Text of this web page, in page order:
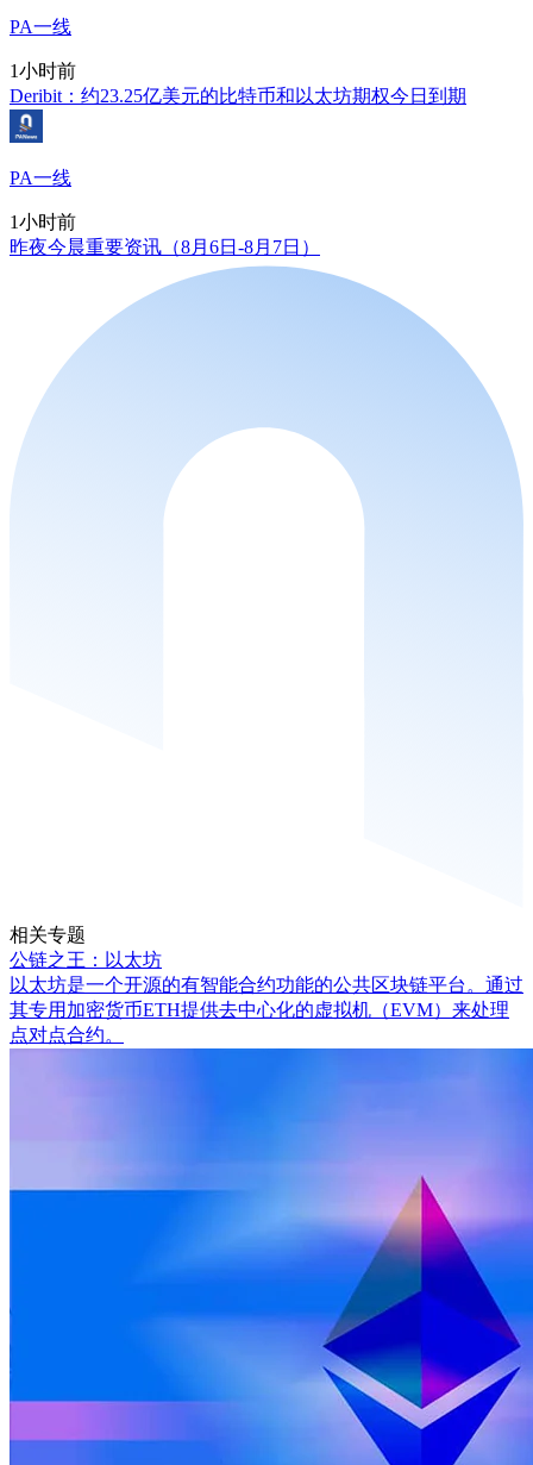
PA一线
1小时前
Deribit：约23.25亿美元的比特币和以太坊期权今日到期
PA一线
1小时前
昨夜今晨重要资讯（8月6日-8月7日）
相关专题
公链之王：以太坊
以太坊是一个开源的有智能合约功能的公共区块链平台。通过
其专用加密货币ETH提供去中心化的虚拟机（EVM）来处理
点对点合约。